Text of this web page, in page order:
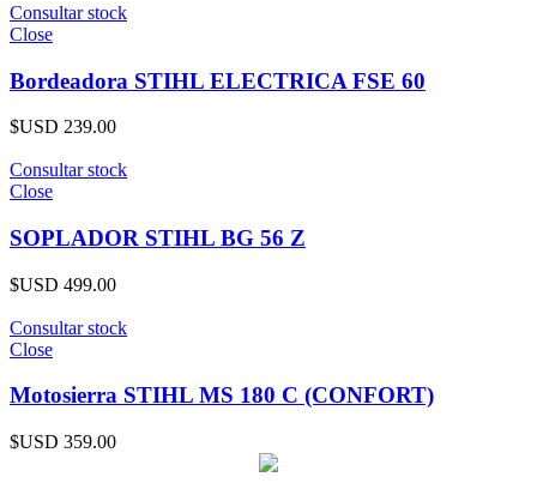
Consultar stock
Close
Bordeadora STIHL ELECTRICA FSE 60
$USD 239.00
Consultar stock
Close
SOPLADOR STIHL BG 56 Z
$USD 499.00
Consultar stock
Close
Motosierra STIHL MS 180 C (CONFORT)
$USD 359.00